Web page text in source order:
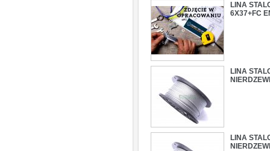
LINA
6X37+FC
LINA
LINA